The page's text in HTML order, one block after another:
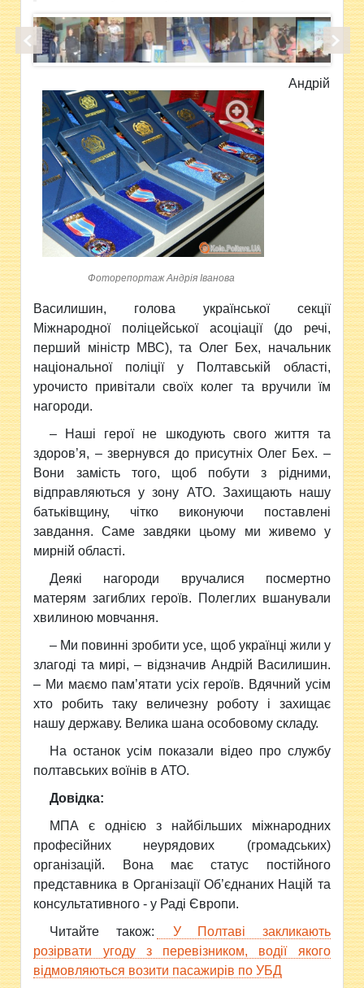
Фоторепортаж Андрія Іванова
Андрій
Василишин, голова української секції
Міжнародної поліцейської асоціації (до речі,
перший міністр МВС), та Олег Бех, начальник
національної поліції у Полтавській області,
урочисто привітали своїх колег та вручили їм
нагороди.
– Наші герої не шкодують свого життя та
здоров’я, – звернувся до присутніх Олег Бех. –
Вони замість того, щоб побути з рідними,
відправляються у зону АТО. Захищають нашу
батьківщину, чітко виконуючи поставлені
завдання. Саме завдяки цьому ми живемо у
мирній області.
Деякі нагороди вручалися посмертно
матерям загиблих героїв. Полеглих вшанували
хвилиною мовчання.
– Ми повинні зробити усе, щоб українці жили у
злагоді та мирі, – відзначив Андрій Василишин.
– Ми маємо пам’ятати усіх героїв. Вдячний усім
хто робить таку величезну роботу і захищає
нашу державу. Велика шана особовому складу.
На останок усім показали відео про службу
полтавських воїнів в АТО.
Довідка:
МПА є однією з найбільших міжнародних
професійних неурядових (громадських)
організацій. Вона має статус постійного
представника в Організації Об’єднаних Націй та
консультативного - у Раді Європи.
Читайте також:
У Полтаві закликають
розірвати угоду з перевізником, водії якого
відмовляються возити пасажирів по УБД